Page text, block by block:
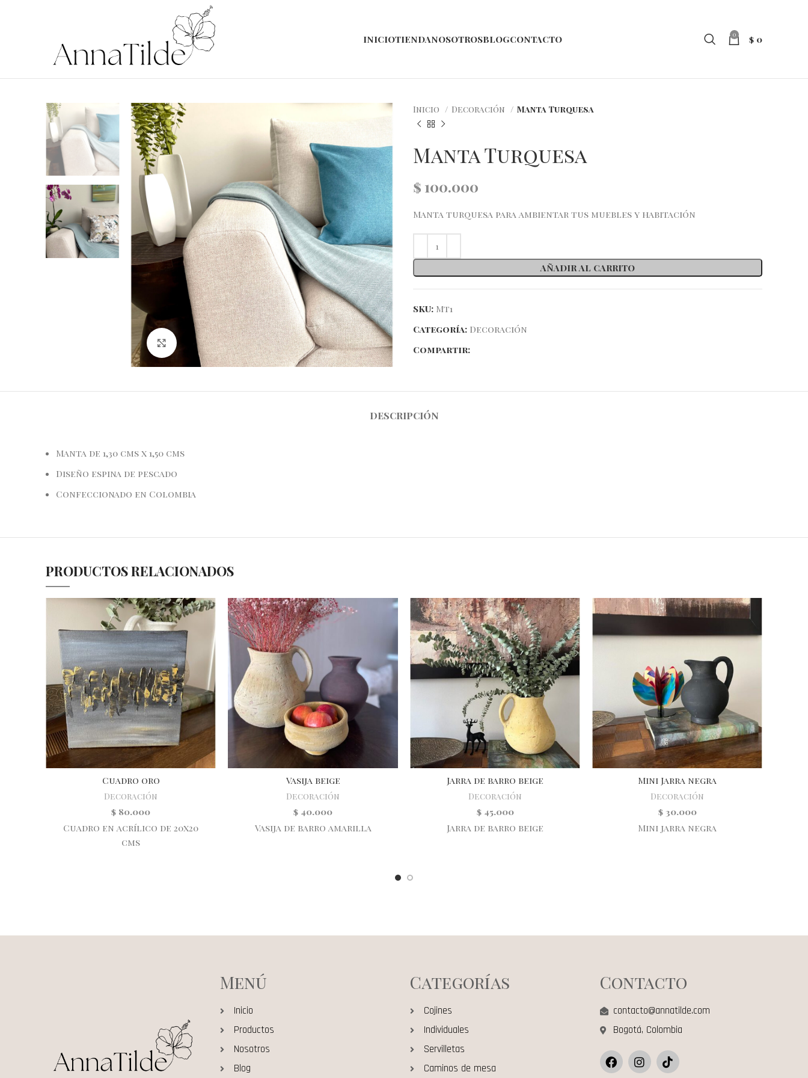
INICIOTIENDANOSOTROSBLOGCONTACTO 0 $ 0
Haga Click para agrandar
Inicio Decoración Manta Turquesa
Manta Turquesa
$ 100.000
Manta turquesa para ambientar tus muebles y habitación
AÑADIR AL CARRITO
SKU: Mt1
Categoría: Decoración
Compartir:
DESCRIPCIÓN
Manta de 1,30 cms x 1,50 cms
Diseño espina de pescado
Confeccionado en Colombia
PRODUCTOS RELACIONADOS
Cuadro oro
Decoración
$ 80.000
Cuadro en acrílico de 20x20
cms
Vasija beige
Decoración
$ 40.000
Vasija de barro amarilla
Jarra de barro beige
Decoración
$45.000
Jarra de barro beige
Mini Jarra negra
Decoración
$30.000
Mini jarra negra
Menú
Inicio
Productos
Nosotros
Blog
Categorías
Cojines
Individuales
Servilletas
Caminos de mesa
Contacto
contacto@annatilde.com
Bogotá, Colombia